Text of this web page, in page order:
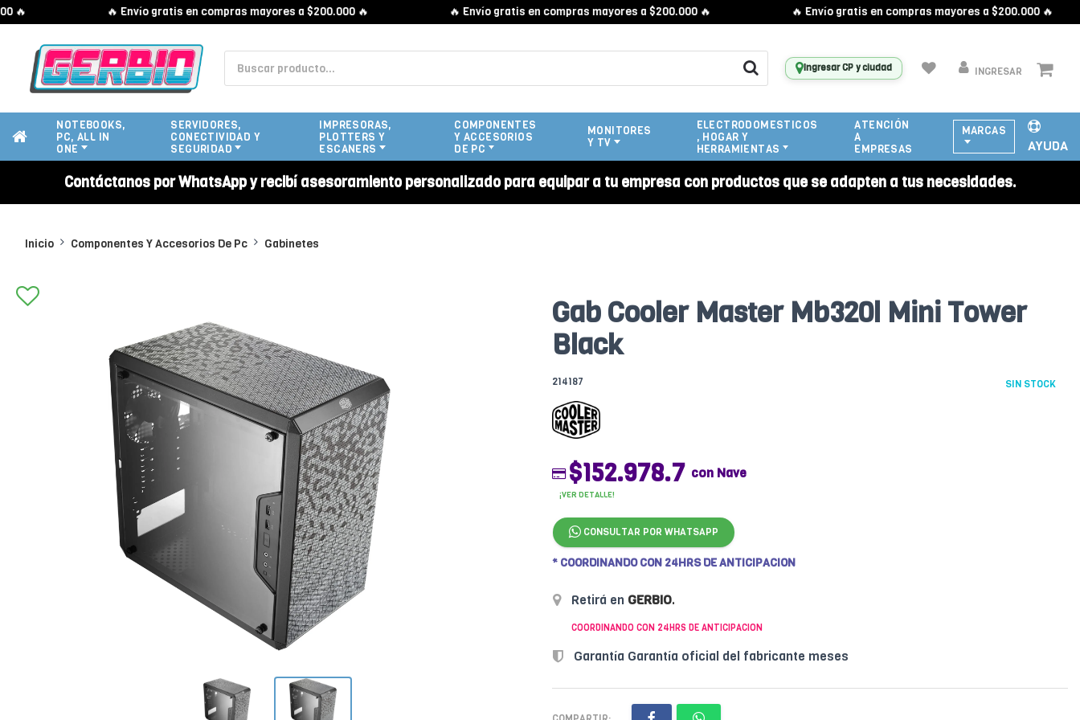
🔥 Envío gratis en compras mayores a $200.000 🔥 🔥 Envío gratis en compras mayores a $200.000 🔥 🔥 Envío gratis en compras mayores a $200.000 🔥
Ingresar CP y ciudad INGRESAR
NOTEBOOKS,
PC, ALL IN
ONE
SERVIDORES,
CONECTIVIDAD Y
SEGURIDAD
IMPRESORAS,
PLOTTERS Y
ESCANERS
COMPONENTES
Y ACCESORIOS
DE PC
MONITORES
Y TV
ELECTRODOMESTICOS
, HOGAR Y
HERRAMIENTAS
ATENCIÓN
A
EMPRESAS
MARCAS
AYUDA
Contáctanos por WhatsApp y recibí asesoramiento personalizado para equipar a tu empresa con productos que se adapten a tus necesidades.
Inicio Componentes Y Accesorios De Pc Gabinetes
Gab Cooler Master Mb320l Mini Tower
Black
214187 SIN STOCK
$152.978.7 con Nave
¡VER DETALLE!
CONSULTAR POR WHATSAPP
* COORDINANDO CON 24HRS DE ANTICIPACION
Retirá en GERBIO.
COORDINANDO CON 24HRS DE ANTICIPACION
Garantía Garantía oficial del fabricante meses